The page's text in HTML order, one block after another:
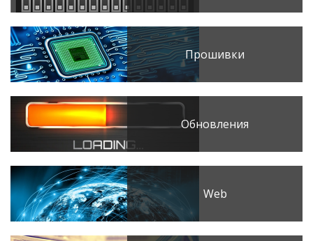
Прошивки
Обновления
Web